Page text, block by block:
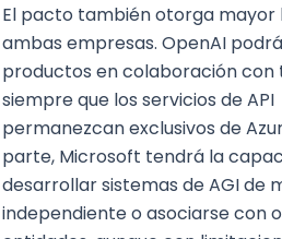
El pacto también otorga mayor
ambas empresas. OpenAI
productos en colaboración con
siempre que los servicios de API
permanezcan exclusivos de
parte, Microsoft tendrá la
desarrollar sistemas de AGI de
independiente o asociarse con